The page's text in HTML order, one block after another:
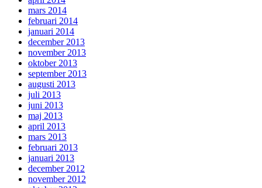
mars 2014
februari 2014
januari 2014
december 2013
november 2013
oktober 2013
september 2013
augusti 2013
juli 2013
juni 2013
maj 2013
april 2013
mars 2013
februari 2013
januari 2013
december 2012
november 2012